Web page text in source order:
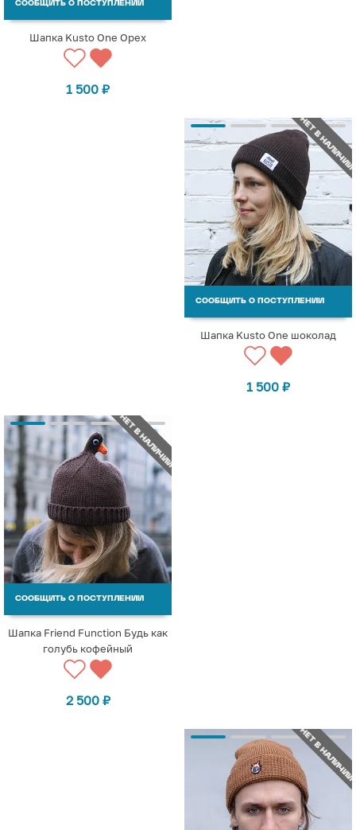
СООБЩИТЬ О ПОСТУПЛЕНИИ
Шапка Kusto One Орех
1 500 ₽
НЕТ В НАЛИЧИИ
СООБЩИТЬ О ПОСТУПЛЕНИИ
Шапка Kusto One шоколад
1 500 ₽
НЕТ В НАЛИЧИИ
СООБЩИТЬ О ПОСТУПЛЕНИИ
Шапка Friend Function Будь как
голубь кофейный
2 500 ₽
НЕТ В НАЛИЧИИ